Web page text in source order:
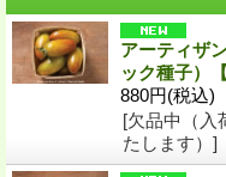
アーティザ
ック種子）
880円(税込)
[欠品中（入
たします）]